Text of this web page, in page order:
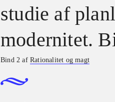
studie af
modernitet.
Bind 2 afRationalitet og magt